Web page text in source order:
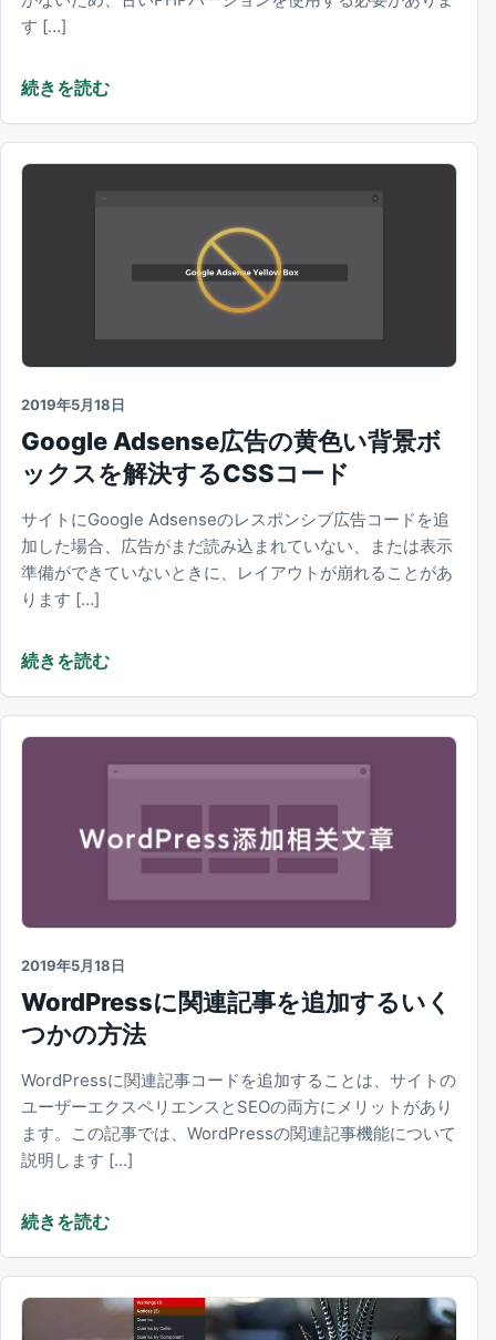
す […]
続きを読む
2019年5月18日
Google Adsense広告の黄色い背景ボ
ックスを解決するCSSコード
サイトにGoogle Adsenseのレスポンシブ広告コードを追
加した場合、広告がまだ読み込まれていない、または表示
準備ができていないときに、レイアウトが崩れることがあ
ります […]
続きを読む
2019年5月18日
WordPressに関連記事を追加するいく
つかの方法
WordPressに関連記事コードを追加することは、サイトの
ユーザーエクスペリエンスとSEOの両方にメリットがあり
ます。この記事では、WordPressの関連記事機能について
説明します […]
続きを読む